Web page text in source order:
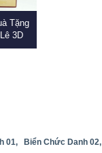
Tặng
3D
01, Biển Chức Danh 02,